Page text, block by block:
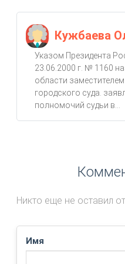
Кужбаева
Указом Президента
23.06.2000 г. № 1160
области
городского суда.
полномочий судьи в...
Никто еще не оставил
Имя